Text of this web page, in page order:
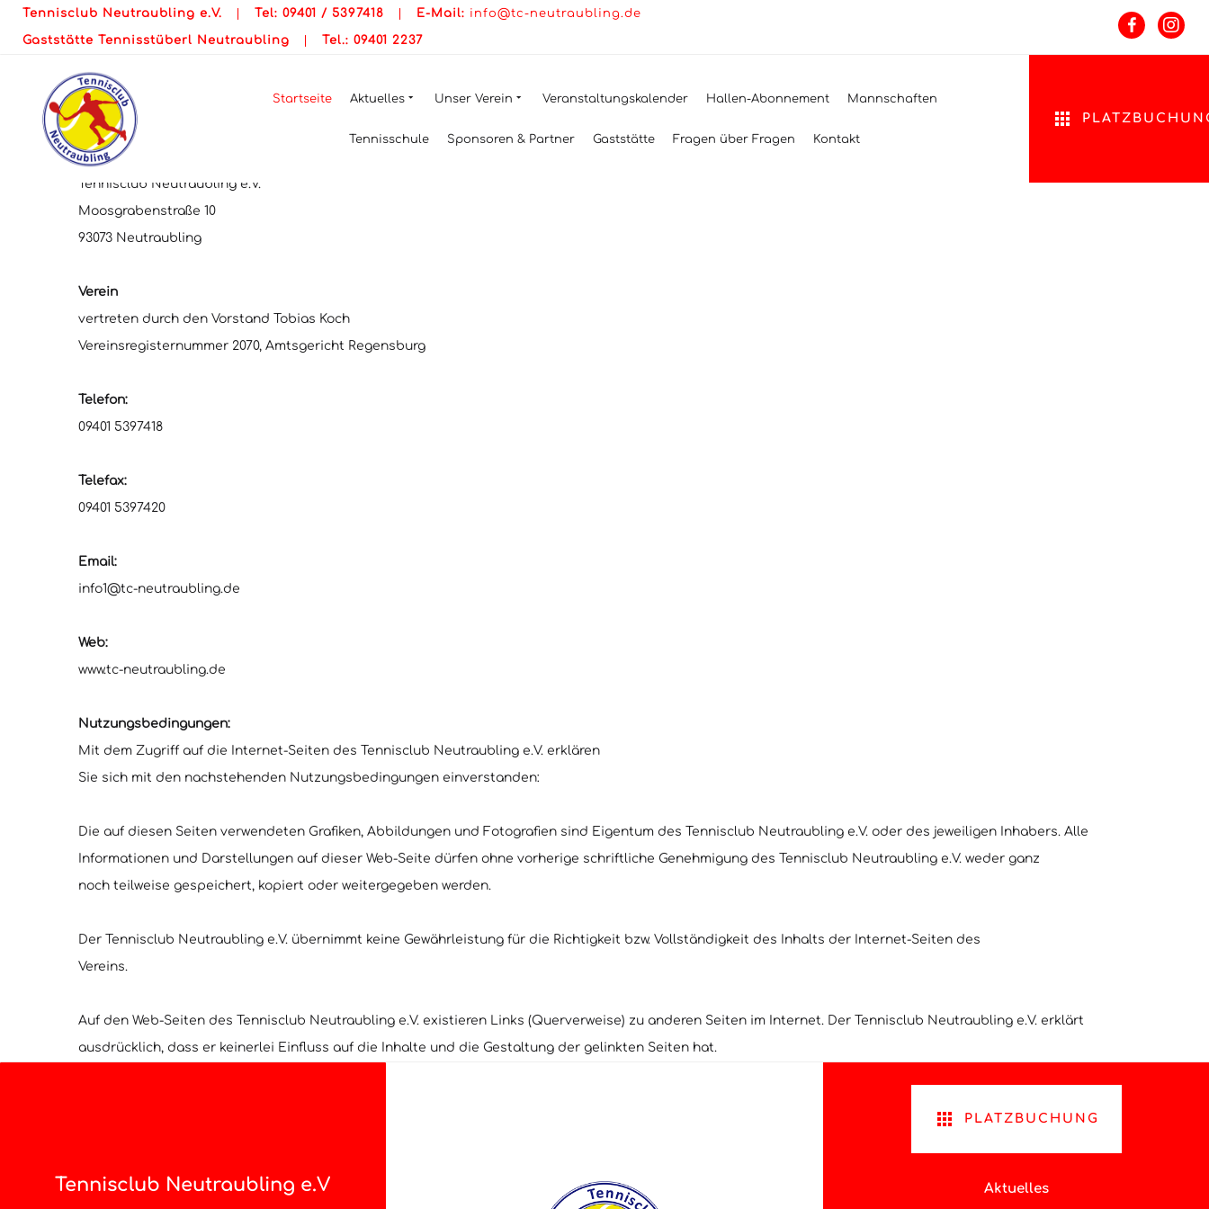
Tennisclub Neutraubling e.V. Tel: 09401 / 5397418 E-Mail: info@tc-neutraubling.de
Gaststätte Tennisstüberl Neutraubling Tel.: 09401 2237
Startseite Aktuelles Unser Verein Veranstaltungskalender Hallen-Abonnement Mannschaften
Tennisschule Sponsoren & Partner Gaststätte Fragen über Fragen Kontakt
IMPRESSUM
Impressum
TENNISCLUB NEUTRAUBLING E.V.
Anschrift
Tennisclub Neutraubling e.V.
Moosgrabenstraße 10
93073 Neutraubling
Verein
vertreten durch den Vorstand Tobias Koch
Vereinsregisternummer 2070, Amtsgericht Regensburg
Telefon:
09401 5397418
Telefax:
09401 5397420
Email:
info1@tc-neutraubling.de
Web:
www.tc-neutraubling.de
Nutzungsbedingungen:
Mit dem Zugriff auf die Internet-Seiten des Tennisclub Neutraubling e.V. erklären
Sie sich mit den nachstehenden Nutzungsbedingungen einverstanden:
Die auf diesen Seiten verwendeten Grafiken, Abbildungen und Fotografien sind Eigentum des Tennisclub Neutraubling e.V. oder des jeweiligen Inhabers. Alle
Informationen und Darstellungen auf dieser Web-Seite dürfen ohne vorherige schriftliche Genehmigung des Tennisclub Neutraubling e.V. weder ganz
noch teilweise gespeichert, kopiert oder weitergegeben werden.
Der Tennisclub Neutraubling e.V. übernimmt keine Gewährleistung für die Richtigkeit bzw. Vollständigkeit des Inhalts der Internet-Seiten des
Vereins.
Auf den Web-Seiten des Tennisclub Neutraubling e.V. existieren Links (Querverweise) zu anderen Seiten im Internet. Der Tennisclub Neutraubling e.V. erklärt
ausdrücklich, dass er keinerlei Einfluss auf die Inhalte und die Gestaltung der gelinkten Seiten hat.
Tennisclub Neutraubling e.V
PLATZBUCHUNG
Aktuelles